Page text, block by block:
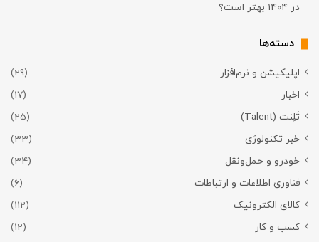
در ۱۴۰۴ بهتر است؟
دسته‌ها
اپلیکیشن و نرم‌افزار
(29)
اخبار
(17)
تَلِنت (Talent)
(25)
خبر تکنولوژی
(33)
خودرو و حمل‌و‌نقل
(34)
فناوری اطلاعات و ارتباطات
(6)
کالای الکترونیک
(112)
کسب و کار
(12)